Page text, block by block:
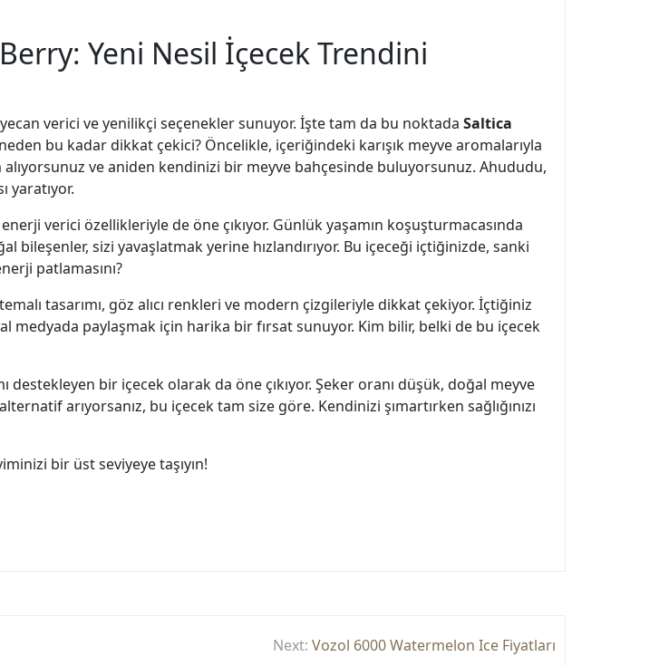
Yeni Nesil İçecek Trendini
verici ve yenilikçi seçenekler sunuyor. İşte tam da bu noktada Saltica
bu kadar dikkat çekici? Öncelikle, içeriğindeki karışık meyve aromalarıyla
ve aniden kendinizi bir meyve bahçesinde buluyorsunuz. Ahududu,
yaratıyor.
verici özellikleriyle de öne çıkıyor. Günlük yaşamın koşuşturmacasında
sizi yavaşlatmak yerine hızlandırıyor. Bu içeceği içtiğinizde, sanki
patlamasını?
tasarımı, göz alıcı renkleri ve modern çizgileriyle dikkat çekiyor. İçtiğiniz
medyada paylaşmak için harika bir fırsat sunuyor. Kim bilir, belki de bu içecek
destekleyen bir içecek olarak da öne çıkıyor. Şeker oranı düşük, doğal meyve
arıyorsanız, bu içecek tam size göre. Kendinizi şımartırken sağlığınızı
bir üst seviyeye taşıyın!
Next: Vozol 6000 Watermelon Ice Fiyatları